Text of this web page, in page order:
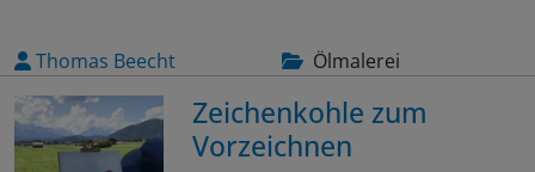
Thomas Beecht Ölmalerei
Zeichenkohle zum
Vorzeichnen